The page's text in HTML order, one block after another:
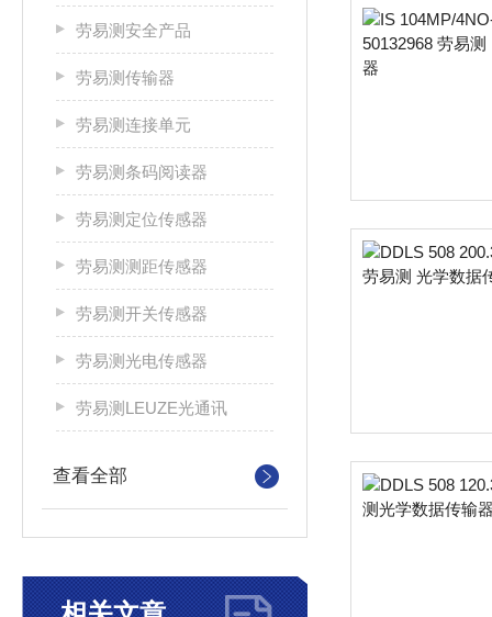
劳易测安全产品
劳易测传输器
劳易测连接单元
劳易测条码阅读器
劳易测定位传感器
劳易测测距传感器
劳易测开关传感器
劳易测光电传感器
劳易测LEUZE光通讯
查看全部